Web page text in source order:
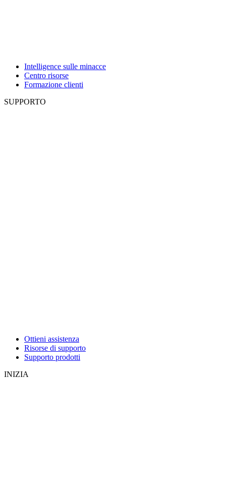
Intelligence sulle minacce
Centro risorse
Formazione clienti
SUPPORTO
Ottieni assistenza
Risorse di supporto
Supporto prodotti
INIZIA